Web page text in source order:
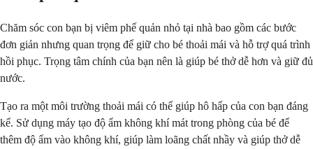
Chăm sóc con bạn bị viêm phế quản nhỏ tại nhà bao gồm các bước
đơn giản nhưng quan trọng để giữ cho bé thoải mái và hỗ trợ quá trình
hồi phục. Trọng tâm chính của bạn nên là giúp bé thở dễ hơn và giữ đủ
nước.
Tạo ra một môi trường thoải mái có thể giúp hô hấp của con bạn đáng
kể. Sử dụng máy tạo độ ẩm không khí mát trong phòng của bé để
thêm độ ẩm vào không khí, giúp làm loãng chất nhầy và giúp thở dễ